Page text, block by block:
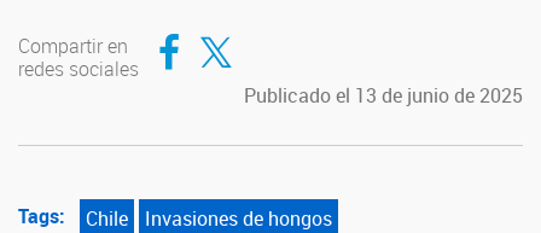
Compartir en
redes sociales
Compartir en Facebook
Compartir en Twitter
Publicado el 13 de junio de 2025
Tags: Chile Invasiones de hongos